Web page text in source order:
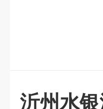
沂州水